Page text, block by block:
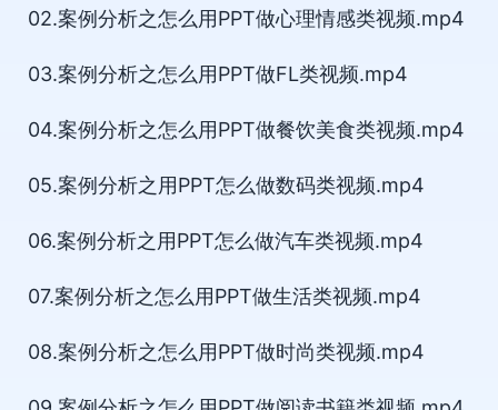
02.案例分析之怎么用PPT做心理情感类视频.mp4
03.案例分析之怎么用PPT做FL类视频.mp4
04.案例分析之怎么用PPT做餐饮美食类视频.mp4
05.案例分析之用PPT怎么做数码类视频.mp4
06.案例分析之用PPT怎么做汽车类视频.mp4
07.案例分析之怎么用PPT做生活类视频.mp4
08.案例分析之怎么用PPT做时尚类视频.mp4